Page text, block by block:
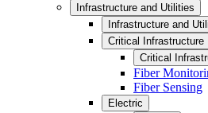
Infrastructure and Utilities
Infrastructure and
Critical Infrastructure
Critical
Fiber
Fiber Sensing
Electric